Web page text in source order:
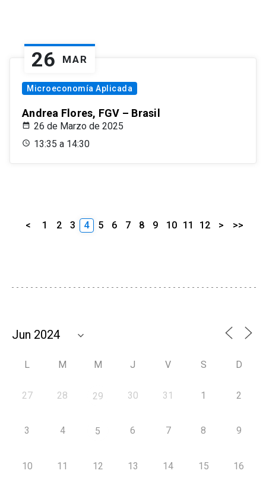
26 MAR
Microeconomía Aplicada
Andrea Flores, FGV – Brasil
26 de Marzo de 2025
13:35 a 14:30
< 1 2 3 4 5 6 7 8 9 10 11 12 > >>
L M M J V S D
27 28 29 30 31 1 2
3 4 5 6 7 8 9
10 11 12 13 14 15 16